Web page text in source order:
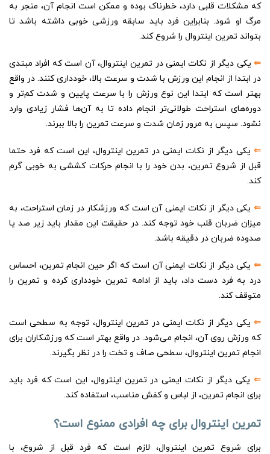
که مشکلات قلبی دارد، خطرناک بوده و ممکن است انجام آن، منجر به
مرگ او شود. بنابراین فرد باید سابقه ورزشی خوبی داشته باشد تا
بتواند تمرین اینتروال را شروع کند.
⇐ یکی دیگر از نکات ایمنی در تمرین اینتروال، آن است که افراد مبتدی
در ابتدا از انجام این ورزش با شدت و سرعت بالا، خودداری کنند. در واقع
بهتر است که ابتدا این نوع ورزش را با سرعت پایین و شدت کم‌تر و
دوره‌های استراحت طولانی‌تر انجام داده تا به آن‌ها فشار زیادی وارد
نشود. سپس به مرور زمان شدت و سرعت تمرین را بالا ببرند.
⇐ یکی دیگر از نکات ایمنی در تمرین اینتروال، این است که فرد حتما
قبل از شروع تمرین، بدن خود را با انجام حرکات کششی به خوبی گرم
کند.
⇐ یکی دیگر از نکات ایمنی آن است که ورزشکار در زمان استراحت، به
میزان ضربان قلب خود توجه کند. در حقیقت این مقدار باید زیر صد یا
صدوده ضربان در دقیقه باشد.
⇐ یکی دیگر از نکات ایمنی آن است که اگر حین انجام تمرین، احساس
درد به فرد دست داد، باید از ادامه تمرین خودداری کرده و تمرین را
متوقف کند.
⇐ یکی دیگر از نکات ایمنی در تمرین اینتروال، توجه به سطحی است
که ورزش روی آن، انجام می‌شود. در واقع بهتر است که ورزشکاران برای
انجام تمرین اینتروال، سطحی صاف و تخت را در نظر بگیرند.
⇐ یکی دیگر از نکات ایمنی در تمرین اینتروال، این است که فرد باید
برای انجام تمرین، از لباس و کفش مناسب، استفاده کند.
تمرین اینتروال برای چه افرادی ممنوع است؟
برای شروع تمرین اینتروال، لازم است که فرد قبل از شروع، با